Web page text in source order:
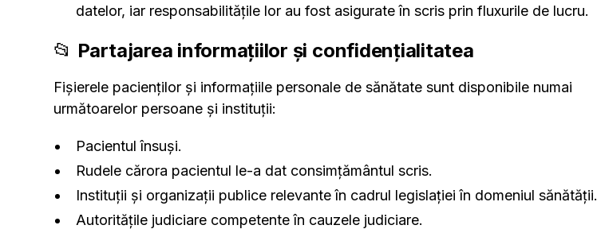
datelor, iar responsabilitățile lor au fost asigurate în scris prin fluxurile de lucru.
📂 Partajarea informațiilor și confidențialitatea
Fișierele pacienților și informațiile personale de sănătate sunt disponibile numai
următoarelor persoane și instituții:
Pacientul însuși.
Rudele cărora pacientul le-a dat consimțământul scris.
Instituții și organizații publice relevante în cadrul legislației în domeniul sănătății.
Autoritățile judiciare competente în cauzele judiciare.